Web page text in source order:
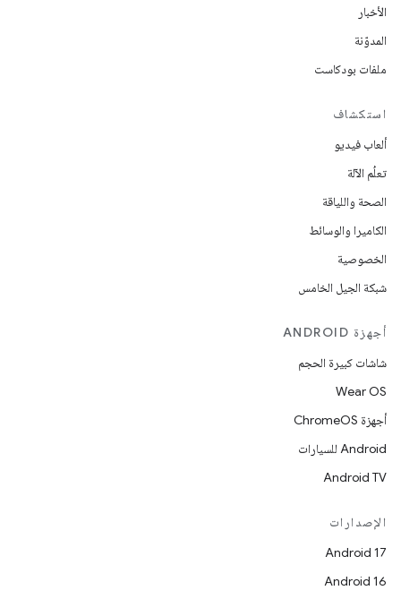
الأخبار
المدوّنة
ملفات بودكاست
استكشاف
ألعاب فيديو
تعلُم الآلة
الصحة واللياقة
الكاميرا والوسائط
الخصوصية
شبكة الجيل الخامس
أجهزة ANDROID
شاشات كبيرة الحجم
Wear OS
أجهزة ChromeOS
Android للسيارات
Android TV
الإصدارات
Android 17
Android 16